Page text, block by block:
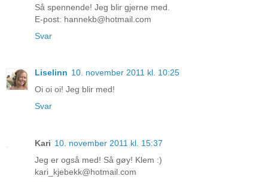
Så spennende! Jeg blir gjerne med.
E-post: hannekb@hotmail.com
Svar
Liselinn 10. november 2011 kl. 10:25
Oi oi oi! Jeg blir med!
Svar
Kari 10. november 2011 kl. 15:37
Jeg er også med! Så gøy! Klem :)
kari_kjebekk@hotmail.com